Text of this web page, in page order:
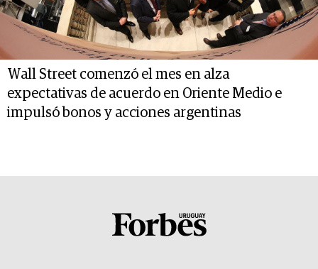
Wall Street comenzó el mes en alza
expectativas de acuerdo en Oriente Medio e
impulsó bonos y acciones argentinas